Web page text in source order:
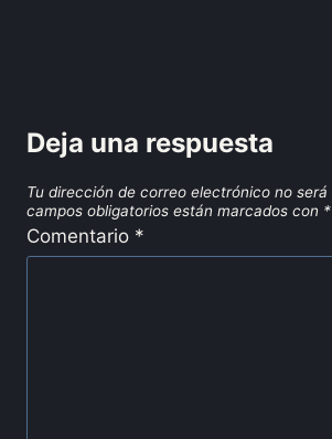
Deja una respuesta
Tu dirección de correo electrónico no será
campos obligatorios están marcados con *
Comentario *